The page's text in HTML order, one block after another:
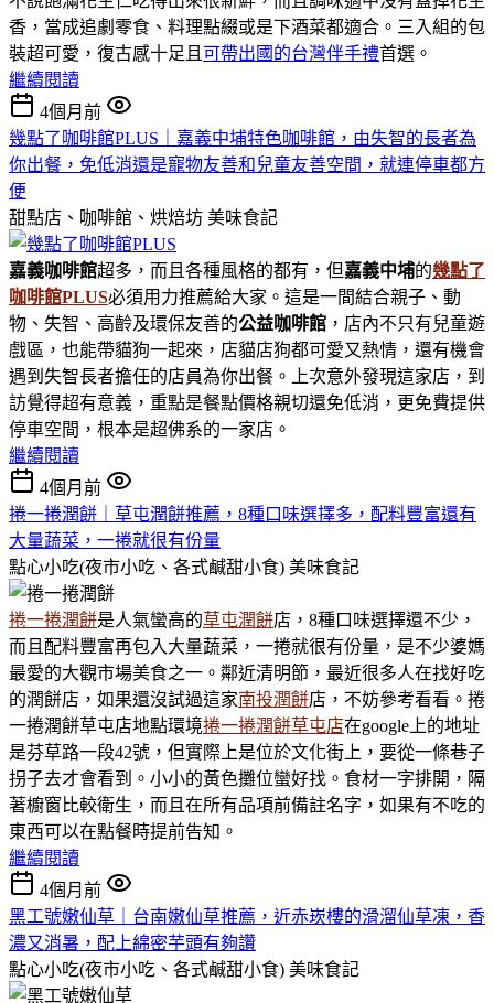
香，當成追劇零食、料理點綴或是下酒菜都適合。三入組的包
裝超可愛，復古感十足且 可帶出國的台灣伴手禮首選。
繼續閱讀
4個月前
幾點了咖啡館PLUS｜嘉義中埔特色咖啡館，由失智的長者為
你出餐，免低消還是寵物友善和兒童友善空間，就連停車都方
便
甜點店、咖啡館、烘焙坊 美味食記
嘉義咖啡館超多，而且各種風格的都有，但嘉義中埔的幾點了
咖啡館PLUS必須用力推薦給大家。這是一間結合親子、動
物、失智、高齡及環保友善的公益咖啡館 ，店內不只有兒童遊
戲區，也能帶貓狗一起來，店貓店狗都可愛又熱情，還有機會
遇到失智長者擔任的店員為你出餐。上次意外發現這家店，到
訪覺得超有意義，重點是餐點價格親切還免低消，更免費提供
停車空間，根本是超佛系的一家店。
繼續閱讀
4個月前
捲一捲潤餅｜草屯潤餅推薦，8種口味選擇多，配料豐富還有
大量蔬菜，一捲就很有份量
點心小吃(夜市小吃、各式鹹甜小食) 美味食記
捲一捲潤餅是人氣蠻高的草屯潤餅店，8種口味選擇還不少，
而且配料豐富再包入大量蔬菜，一捲就很有份量，是不少婆媽
最愛的大觀市場美食之一。鄰近清明節，最近很多人在找好吃
的潤餅店，如果還沒試過這家南投潤餅店，不妨參考看看。捲
一捲潤餅草屯店地點環境捲一捲潤餅草屯店在google上的地址
是芬草路一段42號，但實際上是位於文化街上，要從一條巷子
拐子去才會看到。小小的黃色攤位蠻好找。食材一字排開，隔
著櫥窗比較衛生，而且在所有品項前備註名字，如果有不吃的
東西可以在點餐時提前告知。
繼續閱讀
4個月前
黑工號嫩仙草｜台南嫩仙草推薦，近赤崁樓的滑溜仙草凍，香
濃又消暑，配上綿密芋頭有夠讚
點心小吃(夜市小吃、各式鹹甜小食) 美味食記